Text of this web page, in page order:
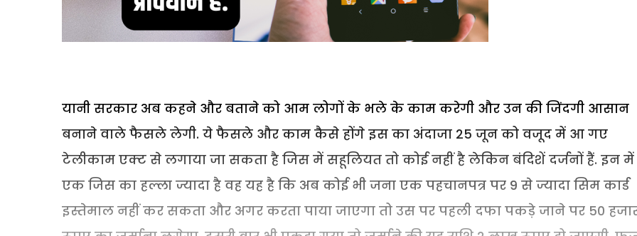
यानी सरकार अब कहने और बताने को आम लोगों के भले के काम करेगी और उन की जिंदगी आसान
बनाने वाले फैसले लेगी. ये फैसले और काम कैसे होंगे इस का अंदाजा 25 जून को वजूद में आ गए
टेलीकाम एक्ट से लगाया जा सकता है जिस में सहूलियत तो कोई नहीं है लेकिन बंदिशें दर्जनों हैं. इन
एक जिस का हल्ला ज्यादा है वह यह है कि अब कोई भी जना एक पहचानपत्र पर 9 से ज्यादा सिम कार्ड
इस्तेमाल नहीं कर सकता और अगर करता पाया जाएगा तो उस पर पहली दफा पकड़े जाने पर 50